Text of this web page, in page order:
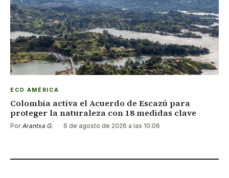
ECO AMÉRICA
Colombia activa el Acuerdo de Escazú para
proteger la naturaleza con 18 medidas clave
Por Arantxa G. · 6 de agosto de 2026 a las 10:06